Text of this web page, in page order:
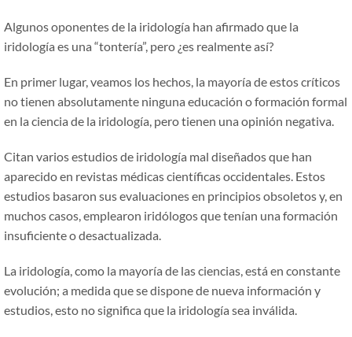
Algunos oponentes de la iridología han afirmado que la
iridología es una “tontería”, pero ¿es realmente así?
En primer lugar, veamos los hechos, la mayoría de estos críticos
no tienen absolutamente ninguna educación o formación formal
en la ciencia de la iridología, pero tienen una opinión negativa.
Citan varios estudios de iridología mal diseñados que han
aparecido en revistas médicas científicas occidentales. Estos
estudios basaron sus evaluaciones en principios obsoletos y, en
muchos casos, emplearon iridólogos que tenían una formación
insuficiente o desactualizada.
La iridología, como la mayoría de las ciencias, está en constante
evolución; a medida que se dispone de nueva información y
estudios, esto no significa que la iridología sea inválida.